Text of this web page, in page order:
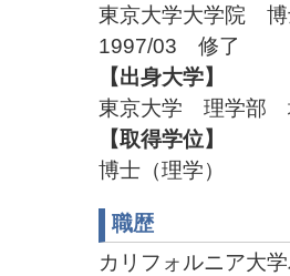
東京大学大学院
1997/03 修了
【出身大学】
東京大学 理学部
【取得学位】
博士（理学）
職歴
カリフォルニア大